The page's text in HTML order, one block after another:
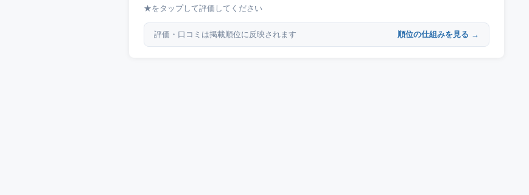
★をタップして評価してください
評価・口コミは掲載順位に反映されます 順位の仕組みを見る →